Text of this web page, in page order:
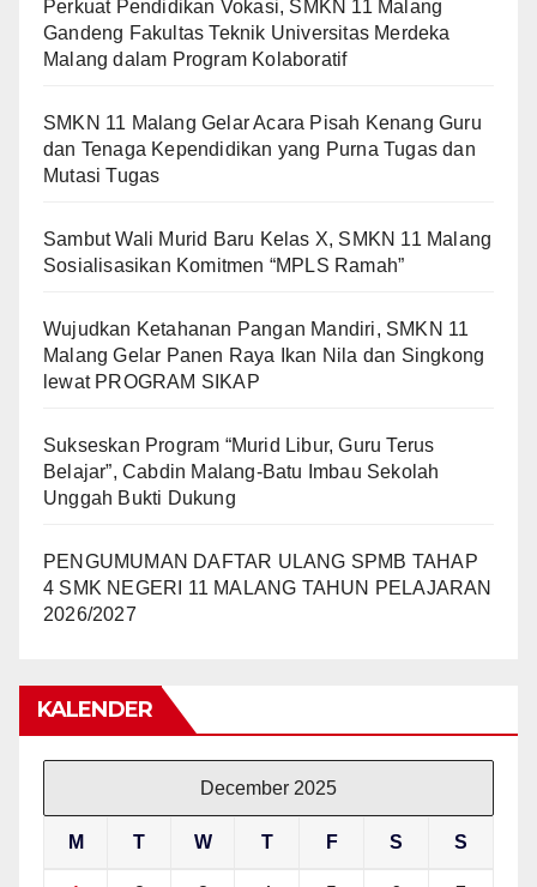
Perkuat Pendidikan Vokasi, SMKN 11 Malang
Gandeng Fakultas Teknik Universitas Merdeka
Malang dalam Program Kolaboratif
SMKN 11 Malang Gelar Acara Pisah Kenang Guru
dan Tenaga Kependidikan yang Purna Tugas dan
Mutasi Tugas
Sambut Wali Murid Baru Kelas X, SMKN 11 Malang
Sosialisasikan Komitmen “MPLS Ramah”
Wujudkan Ketahanan Pangan Mandiri, SMKN 11
Malang Gelar Panen Raya Ikan Nila dan Singkong
lewat PROGRAM SIKAP
Sukseskan Program “Murid Libur, Guru Terus
Belajar”, Cabdin Malang-Batu Imbau Sekolah
Unggah Bukti Dukung
PENGUMUMAN DAFTAR ULANG SPMB TAHAP
4 SMK NEGERI 11 MALANG TAHUN PELAJARAN
2026/2027
KALENDER
December 2025
M T W T F S S